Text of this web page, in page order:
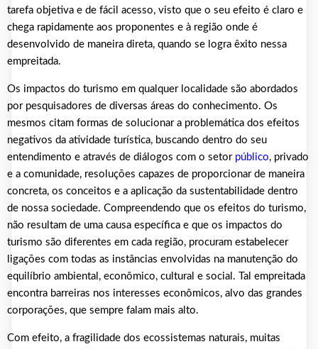
tarefa objetiva e de fácil acesso, visto que o seu efeito é claro e
chega rapidamente aos proponentes e à região onde é
desenvolvido de maneira direta, quando se logra êxito nessa
empreitada.
Os impactos do turismo em qualquer localidade são abordados
por pesquisadores de diversas áreas do conhecimento. Os
mesmos citam formas de solucionar a problemática dos efeitos
negativos da atividade turística, buscando dentro do seu
entendimento e através de diálogos com o setor público, privado
e a comunidade, resoluções capazes de proporcionar de maneira
concreta, os conceitos e a aplicação da sustentabilidade dentro
de nossa sociedade. Compreendendo que os efeitos do turismo,
não resultam de uma causa específica e que os impactos do
turismo são diferentes em cada região, procuram estabelecer
ligações com todas as instâncias envolvidas na manutenção do
equilíbrio ambiental, econômico, cultural e social. Tal empreitada
encontra barreiras nos interesses econômicos, alvo das grandes
corporações, que sempre falam mais alto.
Com efeito, a fragilidade dos ecossistemas naturais, muitas